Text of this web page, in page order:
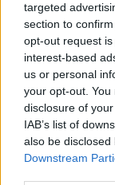
targeted
section to
opt-out request
interest-based
us or personal
your opt-out.
disclosure of
IAB’s list of
also be
Downstream
μάθετε πρώτοι